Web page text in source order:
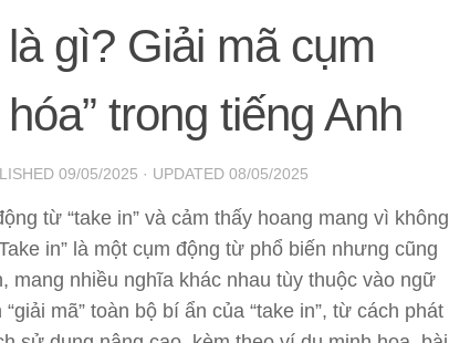
gì? Giải mã cụm
trong tiếng Anh
09/05/2025 · UPDATED 08/05/2025
từ “take in” và cảm thấy hoang mang vì không
in” là một cụm động từ phổ biến nhưng cũng
mang nhiều nghĩa khác nhau tùy thuộc vào ngữ
mã” toàn bộ bí ẩn của “take in”, từ cách phát